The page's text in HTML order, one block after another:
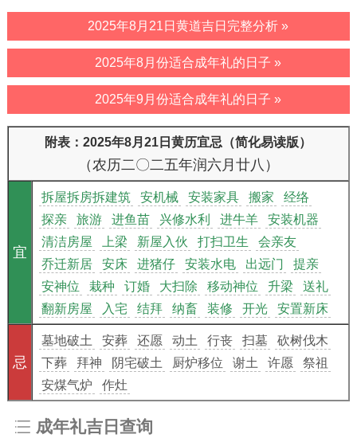
2025年8月21日黄道吉日完整分析 »
2025年8月份适合成年礼的日子 »
2025年9月份适合成年礼的日子 »
附表：2025年8月21日黄历宜忌（简化易读版）
（农历二〇二五年润六月廿八）
宜
拆屋拆房拆建筑 安机械 安装家具 搬家
经络
探亲
旅游 进鱼苗 兴修水利 进牛羊
安装机器
清洁房屋
上梁 新屋入伙 打扫卫生
会亲友
乔迁新居
安床 进猪仔 安装水电 出远门
提亲
安神位
栽种 订婚 大扫除 移动神位 升梁
送礼
翻新房屋
入宅 结拜 纳畜 装修 开光 安置新床
忌
墓地破土 安葬 还愿 动土 行丧 扫墓
砍树伐木
下葬
拜神 阴宅破土 厨炉移位 谢土 许愿
祭祖
安煤气炉
作灶
成年礼吉日查询